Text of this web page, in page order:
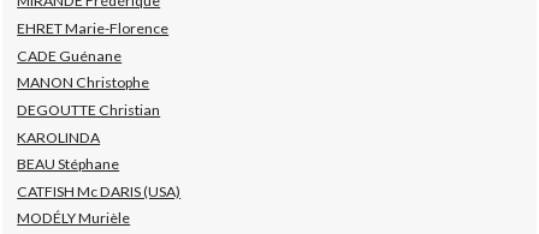
EHRET Marie-Florence
CADE Guénane
MANON Christophe
DEGOUTTE Christian
KAROLINDA
BEAU Stéphane
CATFISH Mc DARIS (USA)
MODÉLY Murièle